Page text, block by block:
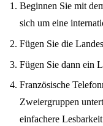
Beginnen Sie mit
sich um eine
Fügen Sie die
Fügen Sie dann ein
Französische
Zweiergruppen
einfachere